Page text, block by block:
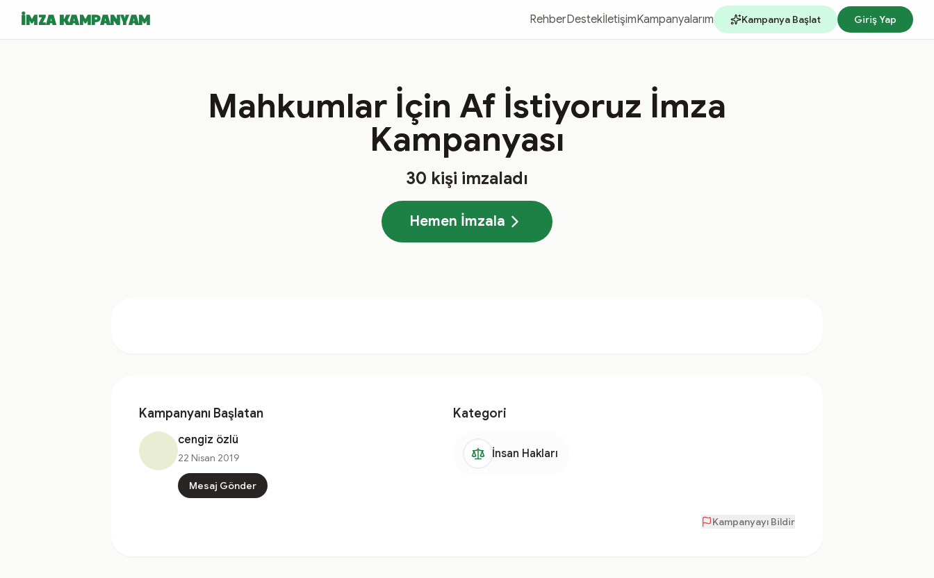
İMZA KAMPANYAM RehberDestekİletişimKampanyalarım Kampanya Başlat Giriş Yap
Mahkumlar İçin Af İstiyoruz İmza
Kampanyası
30 kişi imzaladı
Hemen İmzala
Kampanyanı Başlatan
cengiz özlü
22 Nisan 2019
Mesaj Gönder
Kategori
İnsan Hakları
Kampanyayı Bildir